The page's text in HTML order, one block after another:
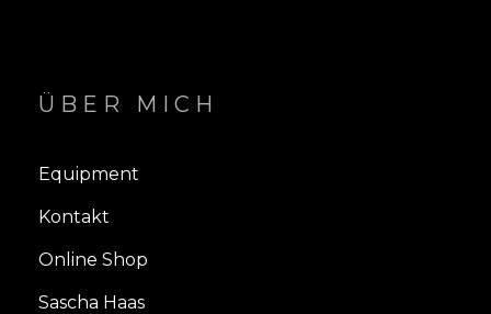
ÜBER MICH
Equipment
Kontakt
Online Shop
Sascha Haas